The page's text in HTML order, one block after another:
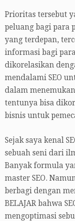
Prioritas tersebut
peluang bagi para
yang terdepan,
informasi bagi
dikorelasikan
mendalami SEO
dalam
tentunya bisa
bisnis untuk
Sejak saya kenal
sebuah seni dari
Banyak formula
master SEO.
berbagi dengan
BELAJAR bahwa
mengoptimasi